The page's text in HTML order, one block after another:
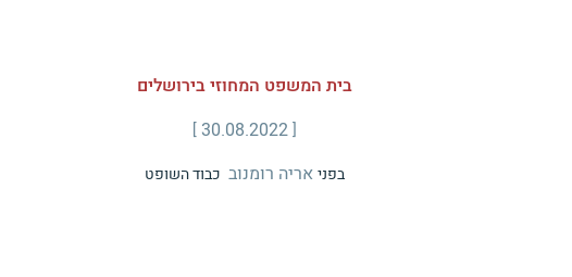
בית המשפט המחוזי בירושלים
30.08.2022
בפניאריה רומנוב כבוד השופט